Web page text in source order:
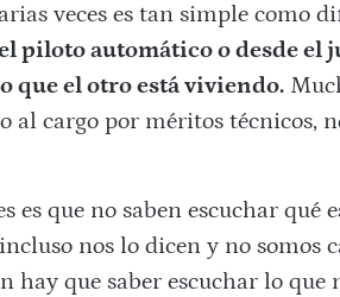
veces es tan simple como
piloto automático o desde el
que el otro está viviendo.
al cargo por méritos técnicos,
es que no saben escuchar qué
nos lo dicen y no somos
hay que saber escuchar lo que